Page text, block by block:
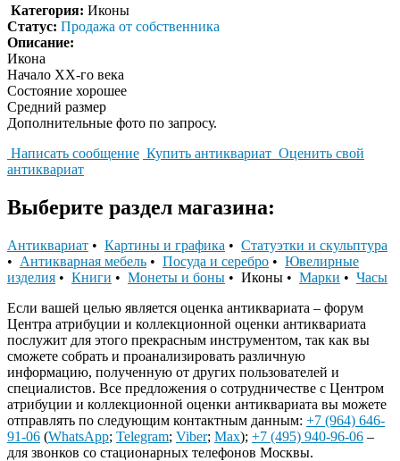
Категория: Иконы
Статус: Продажа от собственника
Описание:
Икона
Начало XX-го века
Состояние хорошее
Средний размер
Дополнительные фото по запросу.
Написать сообщение Купить антиквариат Оценить свой
антиквариат
Выберите раздел магазина:
Антиквариат • Картины и графика • Статуэтки и скульптура
• Антикварная мебель • Посуда и серебро • Ювелирные
изделия • Книги • Монеты и боны • Иконы • Марки • Часы
Если вашей целью является оценка антиквариата – форум
Центра атрибуции и коллекционной оценки антиквариата
послужит для этого прекрасным инструментом, так как вы
сможете собрать и проанализировать различную
информацию, полученную от других пользователей и
специалистов. Все предложения о сотрудничестве с Центром
атрибуции и коллекционной оценки антиквариата вы можете
отправлять по следующим контактным данным: +7 (964) 646-
91-06 (WhatsApp; Telegram; Viber; Max); +7 (495) 940-96-06 –
для звонков со стационарных телефонов Москвы.